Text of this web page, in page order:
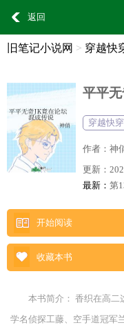
返回
旧笔记小说网 > 穿越快
平平
穿越快穿
作者： 神
更新：
最新： 第
开始阅读
收藏本书
本书简介： 香织在高二
学名侦探工藤、空手道冠军